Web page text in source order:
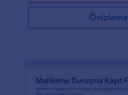
Önizleme